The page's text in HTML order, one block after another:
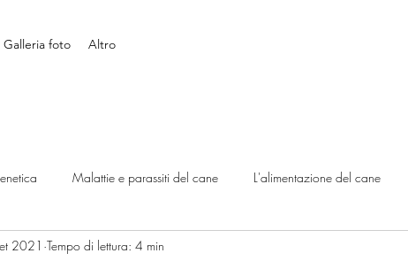
Galleria foto Altro
Malattie e parassiti del cane L'alimentazione del cane
e Addestramento Erboristeria: piante ed erbe
2021 Tempo di lettura: 4 min